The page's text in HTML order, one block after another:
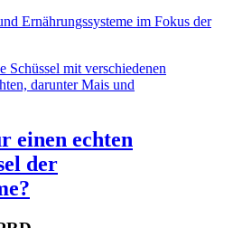
Ernährungssysteme im Fokus der
einen echten
der